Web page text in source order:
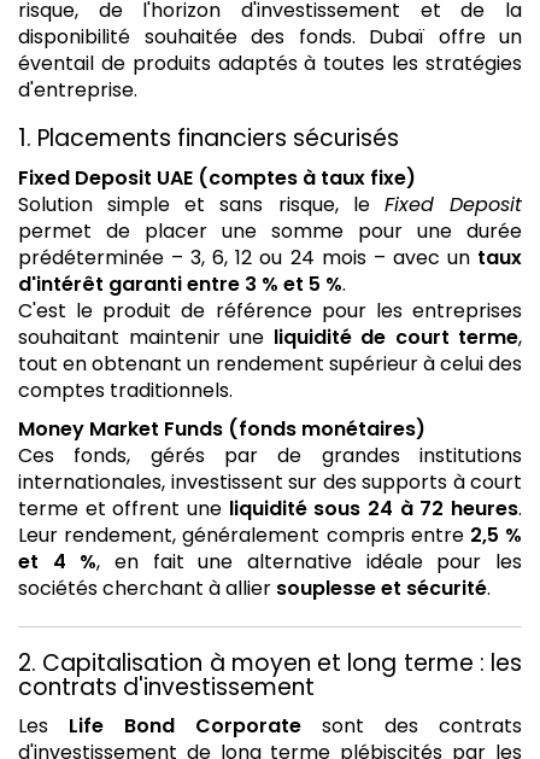
risque, de l'horizon d'investissement et de la
disponibilité souhaitée des fonds. Dubaï offre un
éventail de produits adaptés à toutes les stratégies
d'entreprise.
1. Placements financiers sécurisés
Fixed Deposit UAE (comptes à taux fixe)
Solution simple et sans risque, le Fixed Deposit
permet de placer une somme pour une durée
prédéterminée – 3, 6, 12 ou 24 mois – avec un taux
d'intérêt garanti entre 3 % et 5 %.
C'est le produit de référence pour les entreprises
souhaitant maintenir une liquidité de court terme,
tout en obtenant un rendement supérieur à celui des
comptes traditionnels.
Money Market Funds (fonds monétaires)
Ces fonds, gérés par de grandes institutions
internationales, investissent sur des supports à court
terme et offrent une liquidité sous 24 à 72 heures.
Leur rendement, généralement compris entre 2,5 %
et 4 %, en fait une alternative idéale pour les
sociétés cherchant à allier souplesse et sécurité.
2. Capitalisation à moyen et long terme : les
contrats d'investissement
Les Life Bond Corporate sont des contrats
d'investissement de long terme plébiscités par les